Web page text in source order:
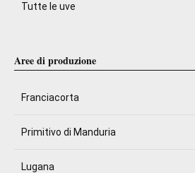
Tutte le uve
Aree di produzione
Franciacorta
Primitivo di Manduria
Lugana